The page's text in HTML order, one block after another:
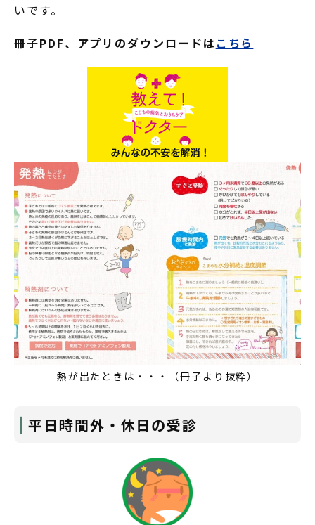
いです。
冊子PDF、アプリのダウンロードは こちら
熱が出たときは・・・（冊子より抜粋）
平日時間外・休日の受診